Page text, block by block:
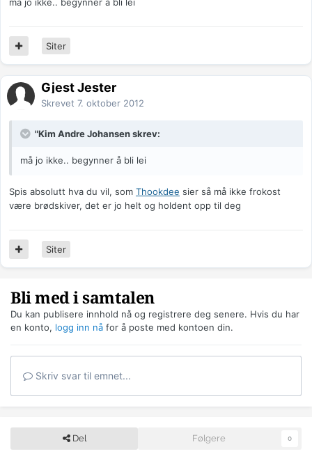
må jo ikke.. begynner å bli lei
Siter
Gjest Jester
Skrevet 7. oktober 2012
"Kim Andre Johansen skrev:
må jo ikke.. begynner å bli lei
Spis absolutt hva du vil, som Thookdee sier så må ikke frokost
være brødskiver, det er jo helt og holdent opp til deg
Siter
Bli med i samtalen
Du kan publisere innhold nå og registrere deg senere. Hvis du har
en konto, logg inn nå for å poste med kontoen din.
Skriv svar til emnet...
Del Følgere 0